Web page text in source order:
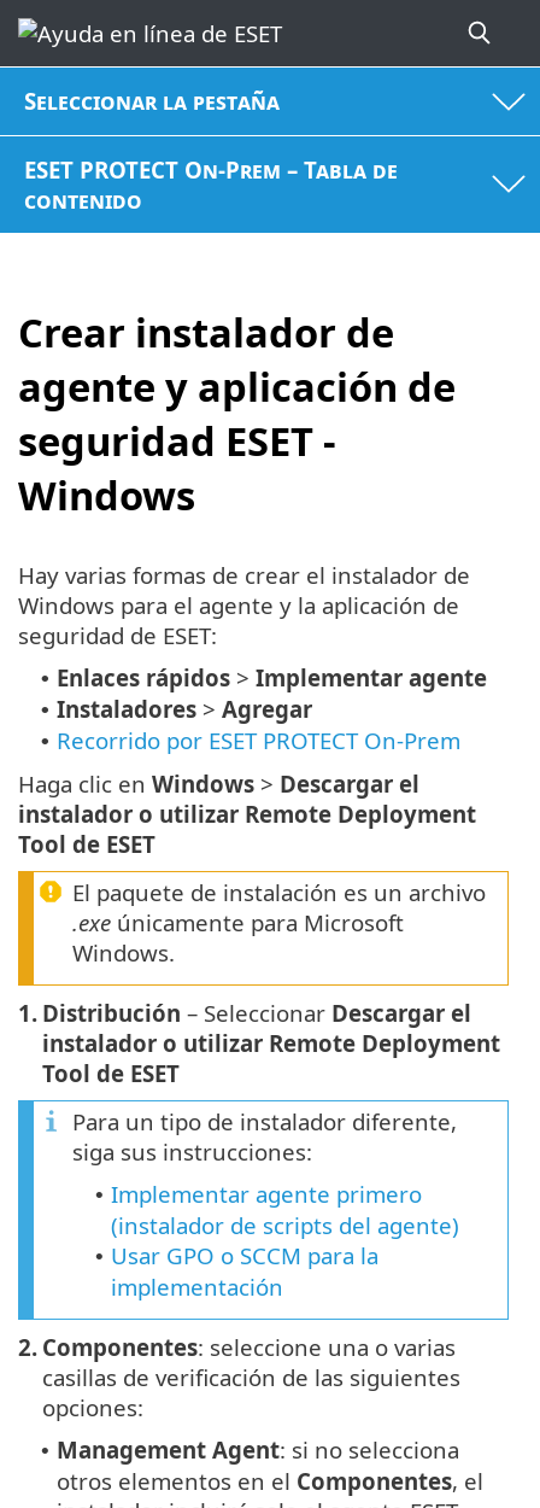
Seleccionar la pestaña
ESET PROTECT On-Prem – Tabla de
contenido
Crear instalador de
agente y aplicación de
seguridad ESET -
Windows
Hay varias formas de crear el instalador de
Windows para el agente y la aplicación de
seguridad de ESET:
• Enlaces rápidos > Implementar agente
• Instaladores > Agregar
• Recorrido por ESET PROTECT On-Prem
Haga clic en Windows > Descargar el
instalador o utilizar Remote Deployment
Tool de ESET
El paquete de instalación es un archivo
.exe únicamente para Microsoft
Windows.
1. Distribución – Seleccionar Descargar el
instalador o utilizar Remote Deployment
Tool de ESET
Para un tipo de instalador diferente,
siga sus instrucciones:
• Implementar agente primero
(instalador de scripts del agente)
• Usar GPO o SCCM para la
implementación
2. Componentes: seleccione una o varias
casillas de verificación de las siguientes
opciones:
• Management Agent: si no selecciona
otros elementos en el Componentes, el